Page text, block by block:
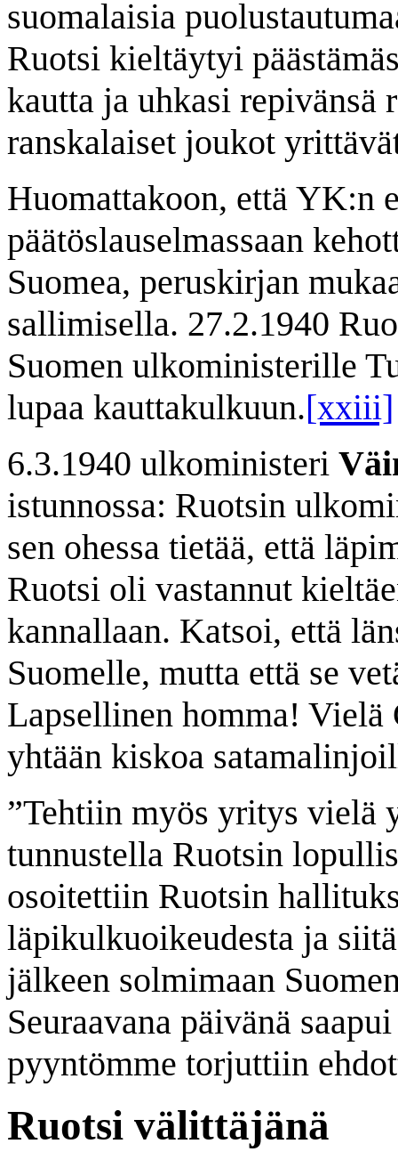
suomalaisia
Ruotsi kieltäytyi
kautta ja uhkasi
ranskalaiset joukot
Huomattakoon, että YK:n
päätöslauselmassaan
Suomea, peruskirjan
sallimisella. 27.2.1940
Suomen ulkoministerille
lupaa kauttakulkuun.[xxiii]
6.3.1940 ulkoministeri
istunnossa: Ruotsin
sen ohessa tietää, että
Ruotsi oli vastannut
kannallaan. Katsoi, että
Suomelle, mutta että se
Lapsellinen homma!
yhtään kiskoa
”Tehtiin myös yritys vielä
tunnustella Ruotsin
osoitettiin Ruotsin
läpikulkuoikeudesta ja
jälkeen solmimaan
Seuraavana päivänä
pyyntömme torjuttiin
Ruotsi välittäjänä